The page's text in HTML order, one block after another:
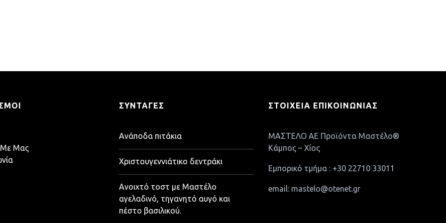
Με Μας
ΣΥΝΤΑΓΈΣ
Ανάποδα πιτάκια
Χριστουγεννιάτικο δεντράκι
Ανοιχτό τοστ με Μαστέλο
αγελαδινό, τηγανητό αυγό και
πέστο βασιλικού.
ΣΤΟΙΧΕΊΑ ΕΠΙΚΟΙΝΩΝΊΑΣ
ΜΑΣΤΕΛΟ ΑΕ Προϊόντα Μαστέλο®
Κάμπος – Χίος
Εμπορικό τμήμα : +30 22710 33011
email: mastelo@otenet.gr